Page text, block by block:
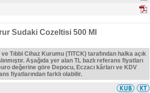
Sudaki Cozeltisi 500 Ml
Tıbbi Cihaz Kurumu (TITCK) tarafından halka açık
Aşağıda yer alan TL bazlı referans fiyatları
değerine göre Depocu, Eczacı kârları ve KDV
fiyatlarından farklı olabilir.